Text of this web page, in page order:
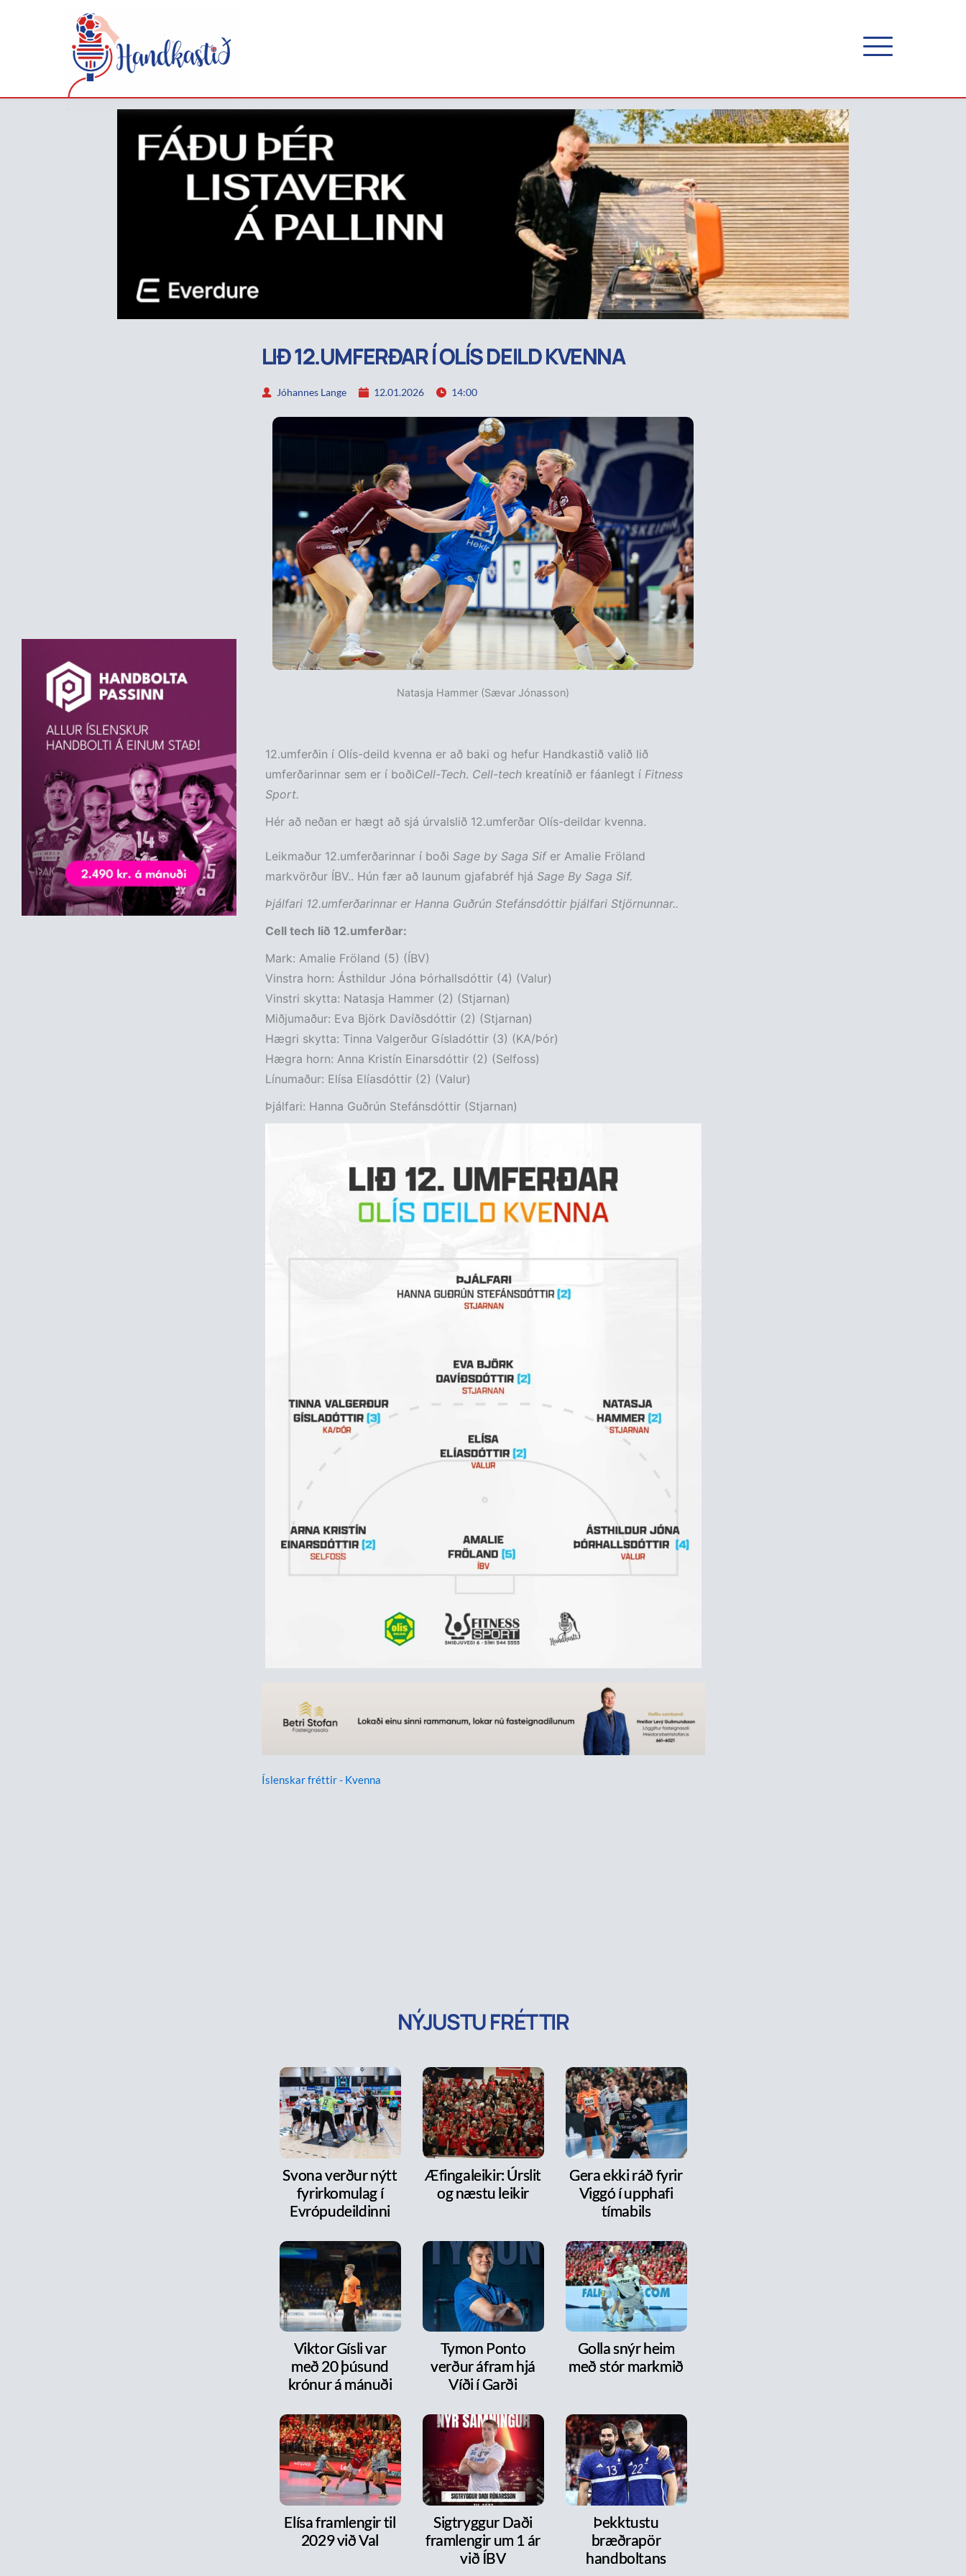
LIÐ 12.UMFERÐAR Í OLÍS DEILD KVENNA
Jóhannes Lange 12.01.2026 14:00
Natasja Hammer (Sævar Jónasson)
12.umferðin í Olís-deild kvenna er að baki og hefur Handkastið valið lið
umferðarinnar sem er í boðiCell-Tech. Cell-tech kreatínið er fáanlegt í Fitness
Sport.
Hér að neðan er hægt að sjá úrvalslið 12.umferðar Olís-deildar kvenna.
Leikmaður 12.umferðarinnar í boði Sage by Saga Sifer Amalie Fröland
markvörður ÍBV.. Hún fær að launum gjafabréf hjá Sage By Saga Sif.
Þjálfari 12.umferðarinnar er Hanna Guðrún Stefánsdóttir þjálfari Stjörnunnar..
Cell tech lið 12.umferðar:
Mark: Amalie Fröland (5) (ÍBV)
Vinstra horn: Ásthildur Jóna Þórhallsdóttir (4) (Valur)
Vinstri skytta: Natasja Hammer (2) (Stjarnan)
Miðjumaður: Eva Björk Davíðsdóttir (2) (Stjarnan)
Hægri skytta: Tinna Valgerður Gísladóttir (3) (KA/Þór)
Hægra horn: Anna Kristín Einarsdóttir (2) (Selfoss)
Línumaður: Elísa Elíasdóttir (2) (Valur)
Þjálfari: Hanna Guðrún Stefánsdóttir (Stjarnan)
Íslenskar fréttir - Kvenna
NÝJUSTU FRÉTTIR
Svona verður nýtt
fyrirkomulag í
Evrópudeildinni
Æfingaleikir: Úrslit
og næstu leikir
Gera ekki ráð fyrir
Viggó í upphafi
tímabils
Viktor Gísli var
með 20 þúsund
krónur á mánuði
Tymon Ponto
verður áfram hjá
Víði í Garði
Golla snýr heim
með stór markmið
Elísa framlengir til
2029 við Val
Sigtryggur Daði
framlengir um 1 ár
við ÍBV
Þekktustu
bræðrapör
handboltans